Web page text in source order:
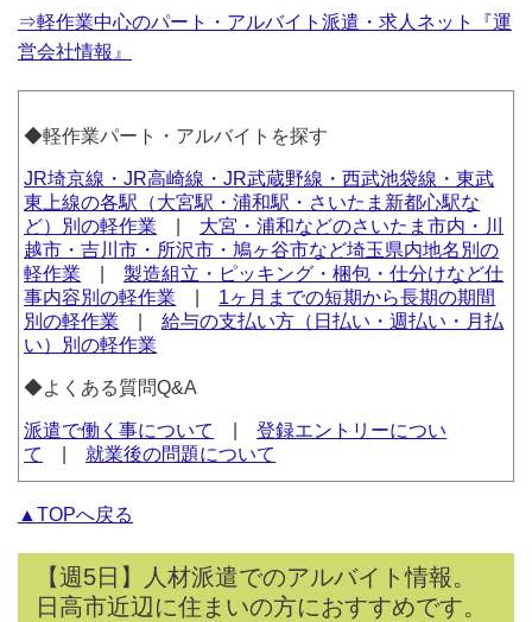
⇒軽作業中心のパート・アルバイト派遣・求人ネット『運
営会社情報』
◆軽作業パート・アルバイトを探す
JR埼京線・JR高崎線・JR武蔵野線・西武池袋線・東武
東上線の各駅（大宮駅・浦和駅・さいたま新都心駅な
ど）別の軽作業
大宮・浦和などのさいたま市内・川
越市・吉川市・所沢市・鳩ヶ谷市など埼玉県内地名別の
軽作業 |製造組立・ピッキング・梱包・仕分けなど仕
事内容別の軽作業
1ヶ月までの短期から長期の期間
別の軽作業 |給与の支払い方（日払い・週払い・月払
い）別の軽作業
◆よくある質問Q&A
派遣で働く事について |登録エントリーについ
て
就業後の問題について
▲TOPへ戻る
【週5日】人材派遣でのアルバイト情報。
日高市近辺に住まいの方におすすめです。